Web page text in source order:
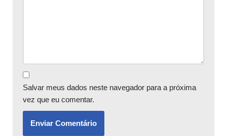
Salvar meus dados neste navegador para a próxima
vez que eu comentar.